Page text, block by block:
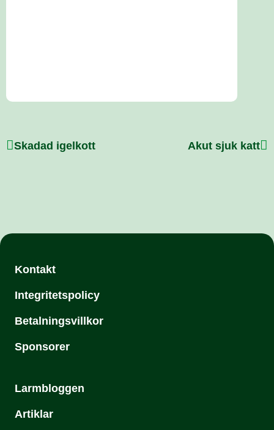
Skadad igelkott Akut sjuk katt
Kontakt
Integritetspolicy
Betalningsvillkor
Sponsorer
Larmbloggen
Artiklar